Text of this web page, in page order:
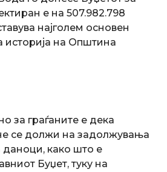
е на 507.982.798
најголем основен
историја на Општина
за граѓаните е дека
се должи на задолжувања
како што е
Буџет, туку на